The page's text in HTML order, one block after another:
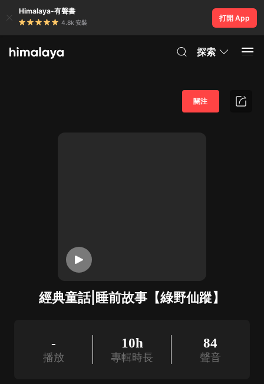
Himalaya-有聲書
4.8k 安裝
打開 App
探索
經典童話|睡前故事【綠野仙蹤】
關注
-
播放
10h
專輯時長
84
聲音